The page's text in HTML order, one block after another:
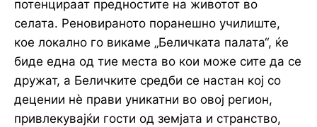
потенцираат предностите на животот во
селата. Реновираното поранешно училиште,
кое локално го викаме „Беличката палата“, ќе
биде една од тие места во кои може сите да се
дружат, а Беличките средби се настан кој со
децении нѐ прави уникатни во овој регион,
привлекувајќи гости од земјата и странство,